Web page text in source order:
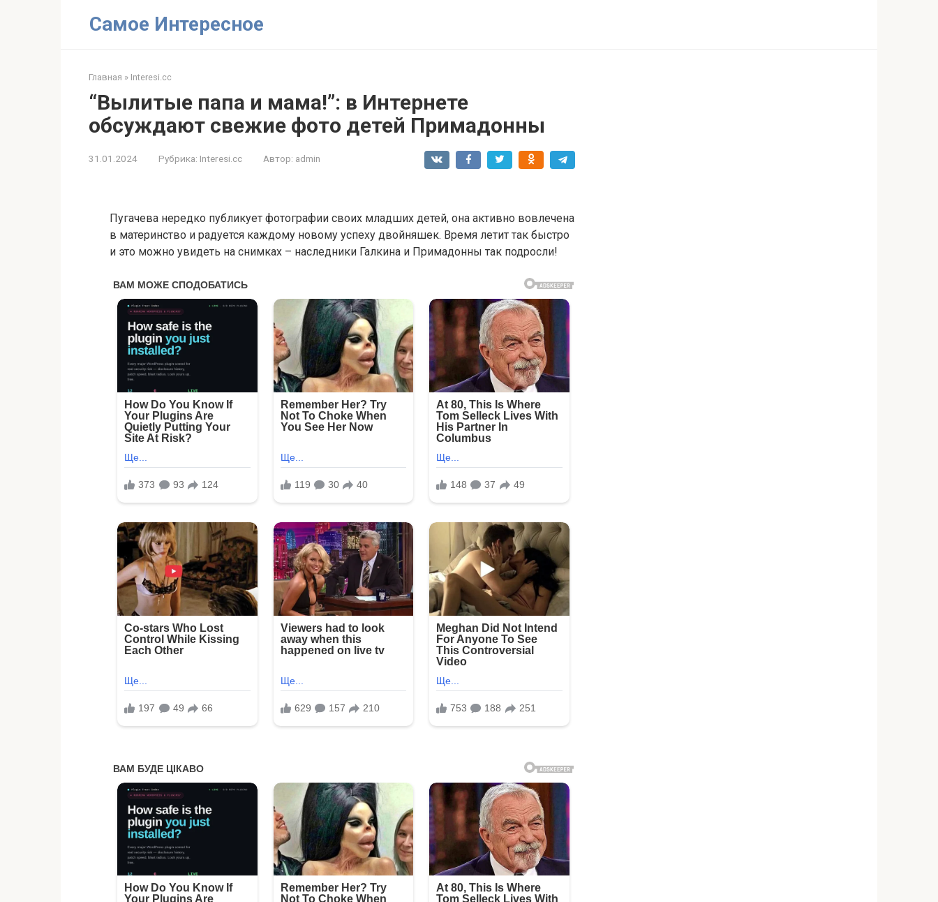
Самое Интересное
Главная » Interesi.cc
“Вылитые папа и мама!”: в Интернете
обсуждают свежие фото детей Примадонны
31.01.2024 Рубрика: Interesi.cc Автор: admin
Пугачева нередко публикует фотографии своих младших детей, она активно вовлечена
в материнство и радуется каждому новому успеху двойняшек. Время летит так быстро
и это можно увидеть на снимках – наследники Галкина и Примадонны так подросли!